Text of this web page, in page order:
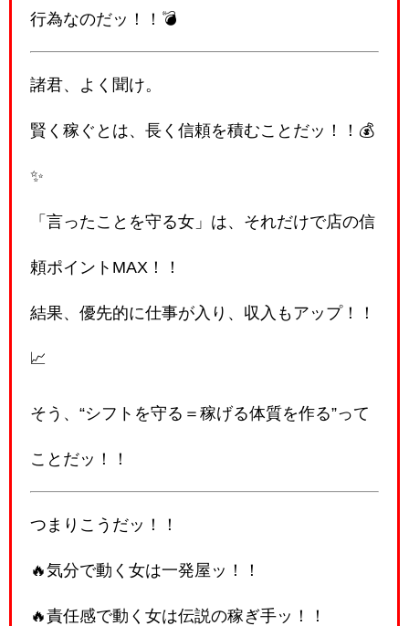
行為なのだッ！！💣
諸君、よく聞け。
賢く稼ぐとは、長く信頼を積むことだッ！！💰
✨
「言ったことを守る女」は、それだけで店の信
頼ポイントMAX！！
結果、優先的に仕事が入り、収入もアップ！！
📈
そう、“シフトを守る＝稼げる体質を作る”って
ことだッ！！
つまりこうだッ！！
🔥気分で動く女は一発屋ッ！！
🔥責任感で動く女は伝説の稼ぎ手ッ！！